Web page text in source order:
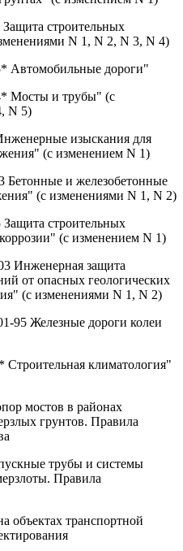
строительных
N 1, N 2, N 3, N 4)
Автомобильные дороги"
Мосты и трубы" (с
N 5)
изыскания для
(с изменением N 1)
и железобетонные
(с изменениями N 1, N 2)
строительных
(с изменением N 1)
Инженерная защита
от опасных геологических
(с изменениями N 1, N 2)
95 Железные дороги колеи
климатология"
мостов в районах
грунтов. Правила
трубы и системы
Правила
объектах транспортной